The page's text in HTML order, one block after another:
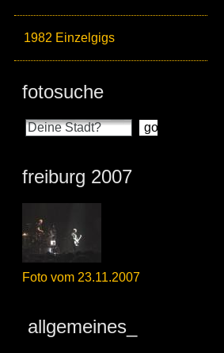
1982 Einzelgigs
fotosuche
freiburg 2007
Foto vom 23.11.2007
allgemeines_